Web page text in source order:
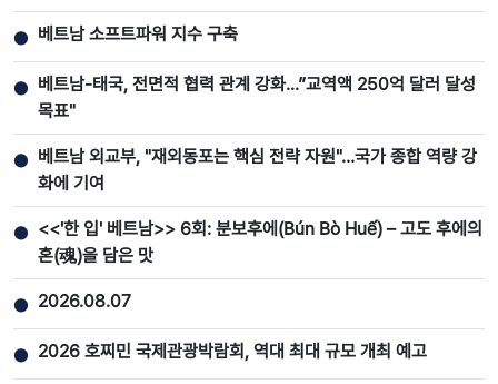
● 베트남 소프트파워 지수 구축
● 베트남-태국, 전면적 협력 관계 강화...”교역액 250억 달러 달성
목표"
● 베트남 외교부, "재외동포는 핵심 전략 자원"…국가 종합 역량 강
화에 기여
● <<'한 입' 베트남>> 6회: 분보후에(Bún Bò Huế) – 고도 후에의
혼(魂)을 담은 맛
● 2026.08.07
● 2026 호찌민 국제관광박람회, 역대 최대 규모 개최 예고